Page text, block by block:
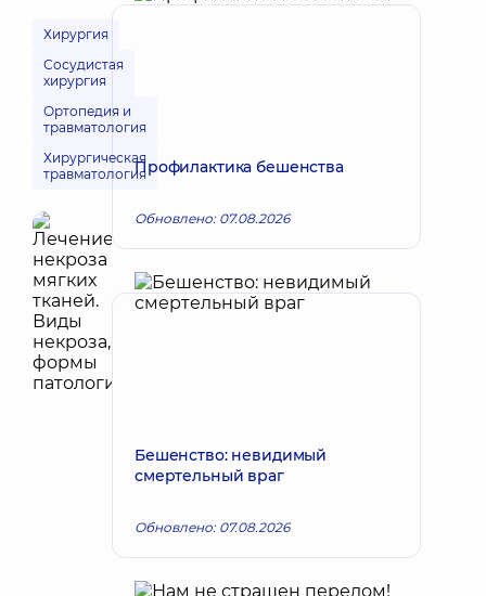
Хирургия
Сосудистая
хирургия
Ортопедия и
травматология
Хирургическая
травматологияПрофилактика бешенства
Обновлено: 07.08.2026
Бешенство: невидимый
смертельный враг
Обновлено: 07.08.2026